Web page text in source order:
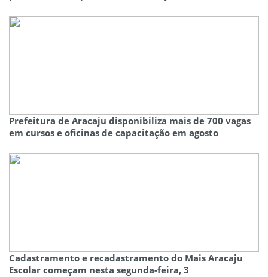
Prefeitura de Aracaju disponibiliza mais de 700 vagas
em cursos e oficinas de capacitação em agosto
Cadastramento e recadastramento do Mais Aracaju
Escolar começam nesta segunda-feira, 3